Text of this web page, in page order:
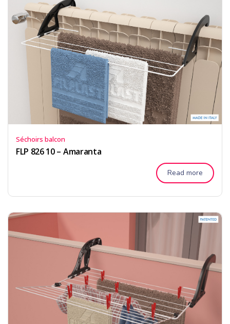
Séchoirs balcon
FLP 826 10 – Amaranta
Read more